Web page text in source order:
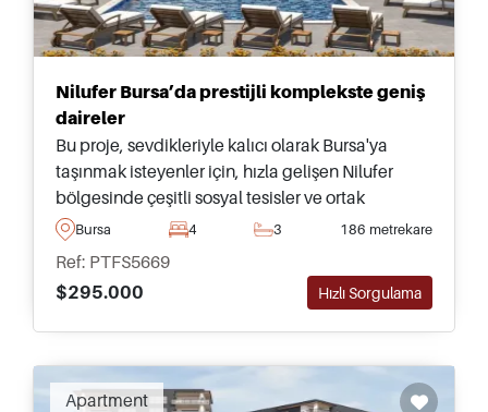
Nilufer Bursa’da prestijli komplekste geniş
daireler
Bu proje, sevdikleriyle kalıcı olarak Bursa'ya
taşınmak isteyenler için, hızla gelişen Nilufer
bölgesinde çeşitli sosyal tesisler ve ortak
kullanım alanları ile donatılmıştır.
Bursa 4 3 186 metrekare
Ref: PTFS5669
$295.000
Hızlı Sorgulama
Apartment